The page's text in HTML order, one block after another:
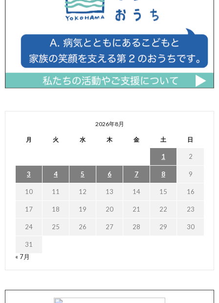
2026年8月
月 火 水 木 金 土 日
1 2
3 4 5 6 7 8 9
10 11 12 13 14 15 16
17 18 19 20 21 22 23
24 25 26 27 28 29 30
31
« 7月